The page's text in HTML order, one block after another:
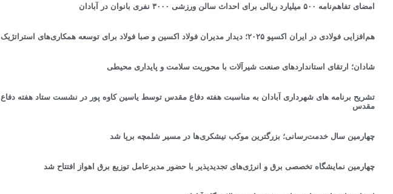
امضای تفاهم‌نامه ۵۰۰ میلیارد ریالی برای احداث سالن ورزشی ۳۰۰۰ نفری بانوان در آبادان
هم‌افزایی فولادی در ایران اکسپو ۲۰۲۵؛ دیدار مدیران فولاد اکسین و صبا فولاد برای توسعه همکاری‌های استراتژیک
شادان؛ ارتقای استانداردهای صنعت شیرآلات با محوریت سلامت و پایداری محیطی
تشریح برنامه های شهرداری آبادان به مناسبت هفته دفاع مقدس توسط یاسین کاوه پور در نشست ستاد هفته دفاع
مقدس
چهارمین سال خدمت‌رسانی؛ بزرگترین موکب نیشکری‌ها در مسیر شلمچه برپا شد
چهارمین نمایشگاه تخصصی برق و انرژی‌های تجدیدپذیر با حضور مدیرعامل توزیع برق اهواز افتتاح شد